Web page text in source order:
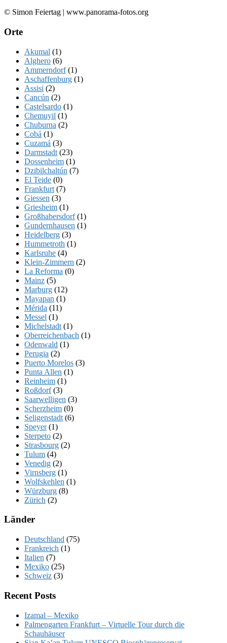
© Simon Feiertag | www.panorama-fotos.org
Orte
Akumal (1)
Alghero (6)
Ammerndorf(1)
Aschaffenburg (1)
Assisi (2)
Cancún (2)
Castelsardo (1)
Chemuyil (1)
Chuburna (2)
Cobá (1)
Cuzamá (3)
Darmstadt (23)
Dossenheim (1)
Dzibilchaltún (7)
El Teide (0)
Frankfurt (7)
Giessen (3)
Griesheim (1)
Großhabersdorf(1)
Gundernhausen (1)
Heidelberg (3)
Hummetroth (1)
Karlsruhe (4)
Klein-Zimmern (2)
La Reforma (0)
Mainz (5)
Marburg (12)
Mayapan (1)
Mérida (11)
Messel (1)
Michelstadt (1)
Oberreichenbach (1)
Odenwald (1)
Perugia (2)
Puerto Morelos (3)
Punta Allen (1)
Reinheim (1)
Roßdorf(3)
Saarwelligen (3)
Scherzheim (0)
Seligenstadt (6)
Speyer(1)
Sterpeto (2)
Strasbourg (2)
Tulum (4)
Venedig (2)
Virnsberg (1)
Wolfskehlen (1)
Würzburg (8)
Zürich (2)
Länder
Deutschland (75)
Frankreich (1)
Italien (7)
Mexiko (25)
Schweiz (3)
Recent Posts
Izamal – Mexiko
Palmengarten Frankfurt – Virtuelle Tour durch die
Schauhäuser